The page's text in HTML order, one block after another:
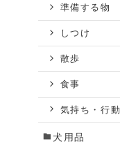
準備する物
しつけ
散歩
食事
気持ち・行動
犬用品